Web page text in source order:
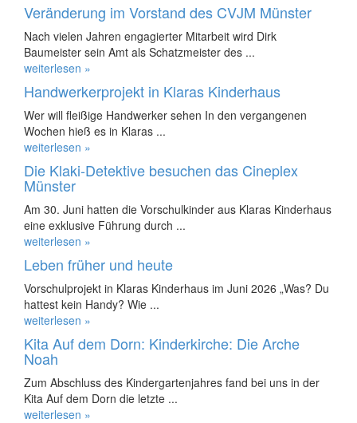
Veränderung im Vorstand des CVJM Münster
Nach vielen Jahren engagierter Mitarbeit wird Dirk
Baumeister sein Amt als Schatzmeister des ...
weiterlesen »
Handwerkerprojekt in Klaras Kinderhaus
Wer will fleißige Handwerker sehen In den vergangenen
Wochen hieß es in Klaras ...
weiterlesen »
Die Klaki-Detektive besuchen das Cineplex
Münster
Am 30. Juni hatten die Vorschulkinder aus Klaras Kinderhaus
eine exklusive Führung durch ...
weiterlesen »
Leben früher und heute
Vorschulprojekt in Klaras Kinderhaus im Juni 2026 „Was? Du
hattest kein Handy? Wie ...
weiterlesen »
Kita Auf dem Dorn: Kinderkirche: Die Arche
Noah
Zum Abschluss des Kindergartenjahres fand bei uns in der
Kita Auf dem Dorn die letzte ...
weiterlesen »